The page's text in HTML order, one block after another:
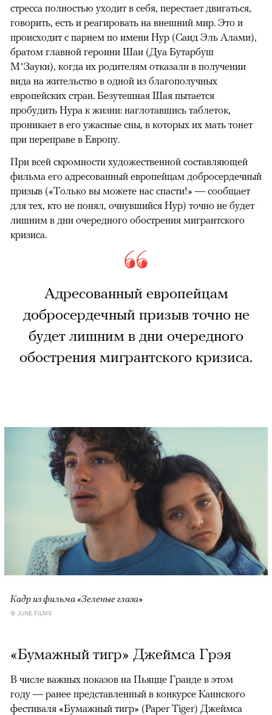
стресса полностью уходит в себя, перестает двигаться,
говорить, есть и реагировать на внешний мир. Это и
происходит с парнем по имени Нур (Саид Эль Алами),
братом главной героини Шаи (Дуа Бутарбуш
М’Зауки), когда их родителям отказали в получении
вида на жительство в одной из благополучных
европейских стран. Безутешная Шая пытается
пробудить Нура к жизни: наглотавшись таблеток,
проникает в его ужасные сны, в которых их мать тонет
при переправе в Европу.
При всей скромности художественной составляющей
фильма его адресованный европейцам добросердечный
призыв («Только вы можете нас спасти!» — сообщает
для тех, кто не понял, очнувшийся Нур) точно не будет
лишним в дни очередного обострения мигрантского
кризиса.
Адресованный европейцам
добросердечный призыв точно не
будет лишним в дни очередного
обострения мигрантского кризиса.
Кадр из фильма «Зеленые глаза»
© JUNE FILMS
«Бумажный тигр» Джеймса Грэя
В числе важных показов на Пьяцце Гранде в этом
году — ранее представленный в конкурсе Каннского
фестиваля «Бумажный тигр» (Paper Tiger) Джеймса